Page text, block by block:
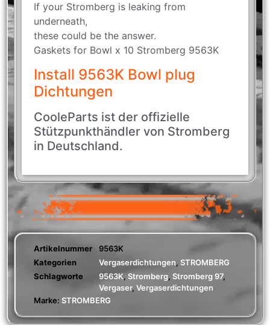
If your Stromberg is leaking from
underneath,
these could be the answer.
Gaskets for Bowl x 10 Stromberg 9563K
Install 9563K Bowl plug
Dichtungen
CooleParts ist der offizielle
Stützpunkthändler von Stromberg
in Deutschland.
Artikelnummer
9563K
Kategorien
Vergaserdichtungen, STROMBERG
Schlagworte
9563K, Stromberg, Stromberg 97,
Vergaser, Vergaserdichtungen
Marke: STROMBERG